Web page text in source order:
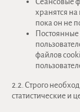
хранятся на
пока он не
Постоянные
файлов
2.2. Строго
статистические и